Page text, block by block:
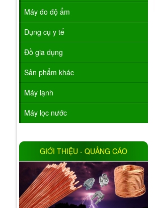
Máy đo độ ẩm
Dụng cụ y tế
Đồ gia dụng
Sản phẩm khác
Máy lạnh
Máy lọc nước
GIỚI THIỆU - QUẢNG CÁO